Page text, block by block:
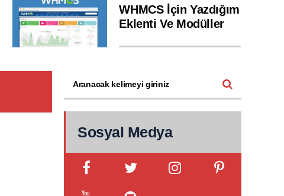
WHMCS İçin Yazdığım
Eklenti Ve Modüller
Sosyal Medya